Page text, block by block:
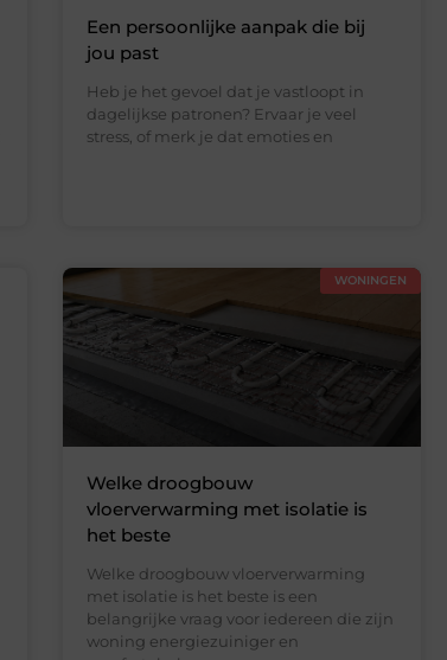
Een persoonlijke aanpak die bij
jou past
Heb je het gevoel dat je vastloopt in
dagelijkse patronen? Ervaar je veel
stress, of merk je dat emoties en
WONINGEN
Welke droogbouw
vloerverwarming met isolatie is
het beste
Welke droogbouw vloerverwarming
met isolatie is het beste is een
belangrijke vraag voor iedereen die zijn
woning energiezuiniger en